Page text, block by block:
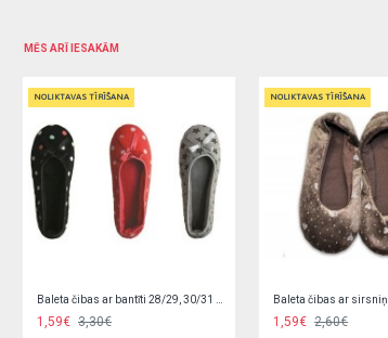
MĒS ARĪ IESAKĀM
NOLIKTAVAS TĪRĪŠANA
2,90€ 6,60€
NOLIKTAVAS TĪRĪŠANA
2,90€ 6,60€